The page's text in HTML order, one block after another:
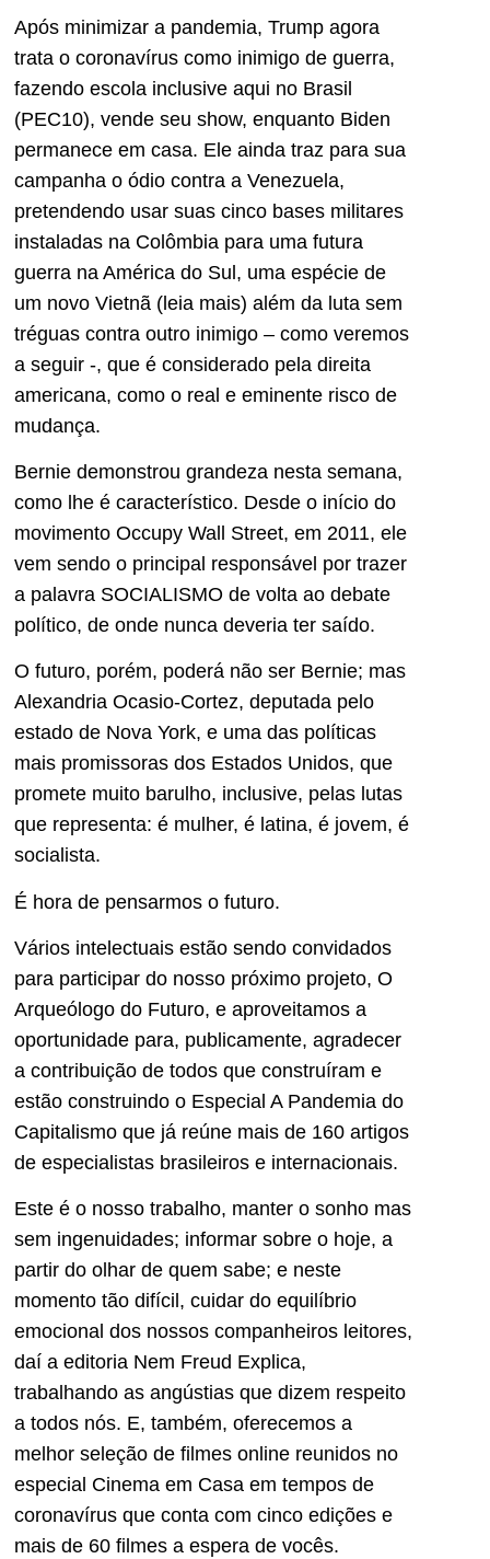
Após minimizar a pandemia, Trump agora
trata o coronavírus como inimigo de guerra,
fazendo escola inclusive aqui no Brasil
(PEC10), vende seu show, enquanto Biden
permanece em casa. Ele ainda traz para sua
campanha o ódio contra a Venezuela,
pretendendo usar suas cinco bases militares
instaladas na Colômbia para uma futura
guerra na América do Sul, uma espécie de
um novo Vietnã (leia mais) além da luta sem
tréguas contra outro inimigo – como veremos
a seguir -, que é considerado pela direita
americana, como o real e eminente risco de
mudança.
Bernie demonstrou grandeza nesta semana,
como lhe é característico. Desde o início do
movimento Occupy Wall Street, em 2011, ele
vem sendo o principal responsável por trazer
a palavra SOCIALISMO de volta ao debate
político, de onde nunca deveria ter saído.
O futuro, porém, poderá não ser Bernie; mas
Alexandria Ocasio-Cortez, deputada pelo
estado de Nova York, e uma das políticas
mais promissoras dos Estados Unidos, que
promete muito barulho, inclusive, pelas lutas
que representa: é mulher, é latina, é jovem, é
socialista.
É hora de pensarmos o futuro.
Vários intelectuais estão sendo convidados
para participar do nosso próximo projeto, O
Arqueólogo do Futuro, e aproveitamos a
oportunidade para, publicamente, agradecer
a contribuição de todos que construíram e
estão construindo o Especial A Pandemia do
Capitalismo que já reúne mais de 160 artigos
de especialistas brasileiros e internacionais.
Este é o nosso trabalho, manter o sonho mas
sem ingenuidades; informar sobre o hoje, a
partir do olhar de quem sabe; e neste
momento tão difícil, cuidar do equilíbrio
emocional dos nossos companheiros leitores,
daí a editoria Nem Freud Explica,
trabalhando as angústias que dizem respeito
a todos nós. E, também, oferecemos a
melhor seleção de filmes online reunidos no
especial Cinema em Casa em tempos de
coronavírus que conta com cinco edições e
mais de 60 filmes a espera de vocês.